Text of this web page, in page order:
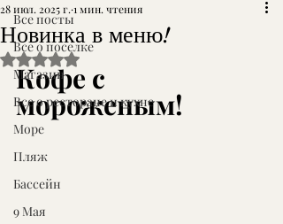
Все посты
Все о поселке
Магазин
Все о ресторане и кухне
Море
Пляж
Бассейн
9 Мая
Новинка в меню!
28 июл. 2025 г. 1 мин. чтения
Оценка: не число из 5 звезд.
Кофе с
мороженым!